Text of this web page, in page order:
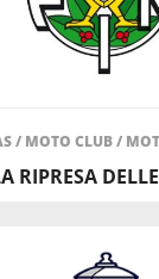
/ MOTO CLUB/
RIPRESA